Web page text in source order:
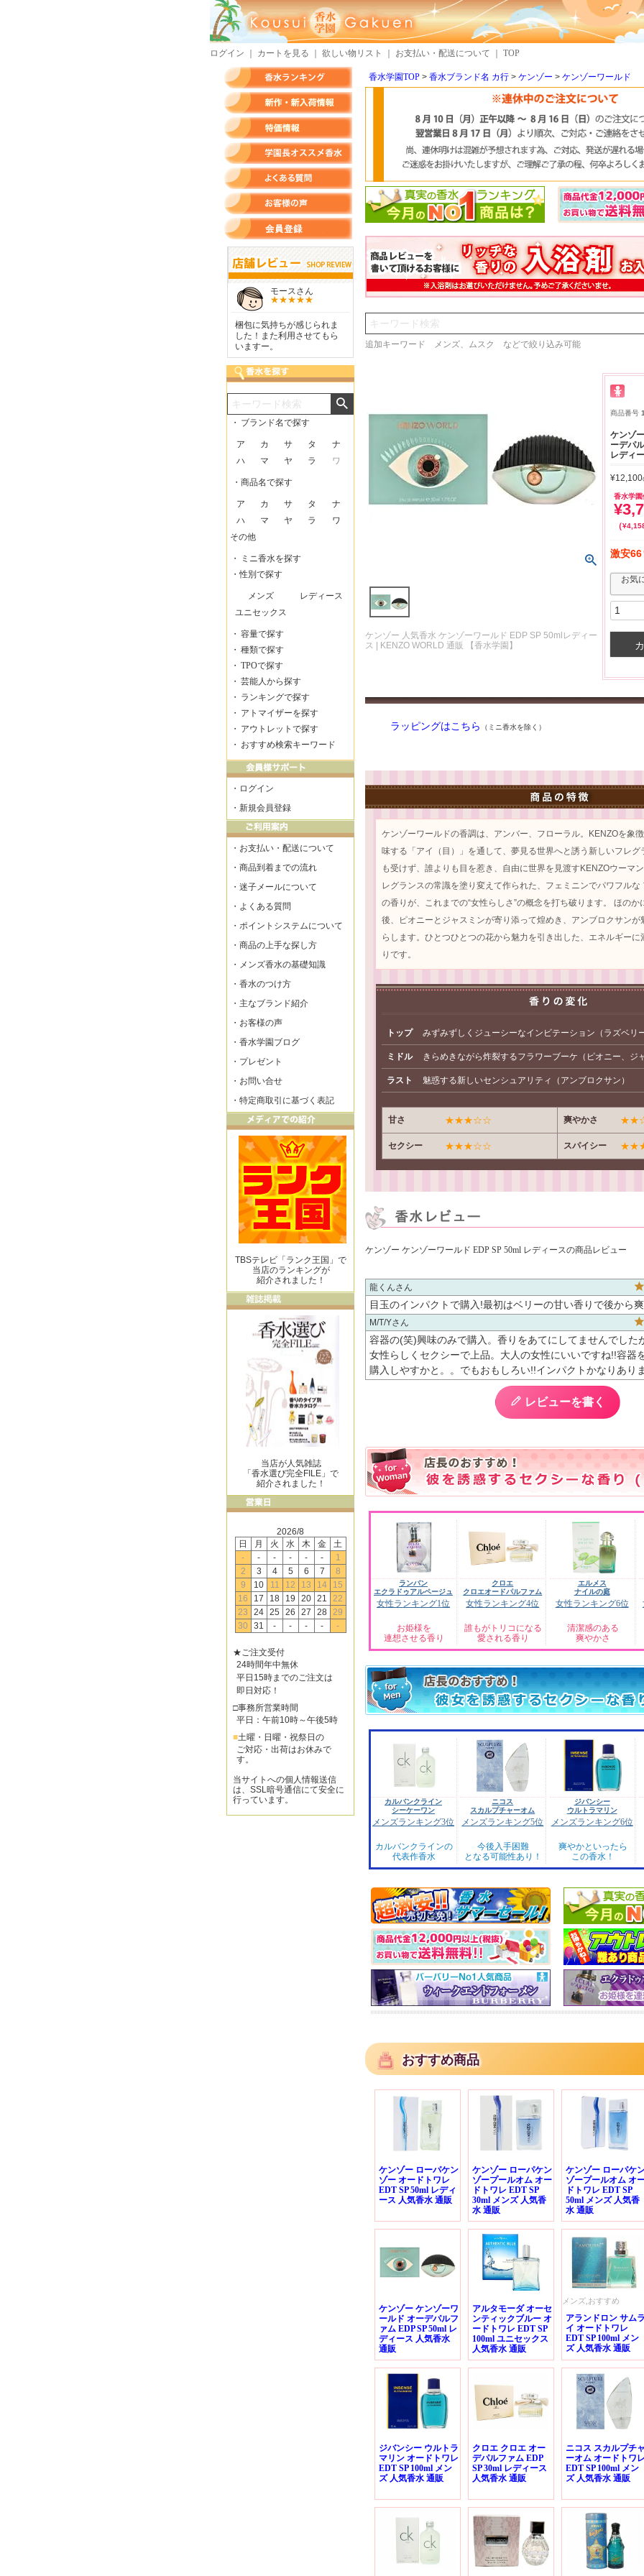
ログイン カートを見る 欲しい物リスト お支払い・配送について TOP
香水学園TOP 香水ブランド名 カ行 ケンゾー ケンゾーワールド
検索
追加キーワード メンズ、ムスク などで絞り込み可能
ケンゾー 人気香水 ケンゾーワールド EDP SP 50mlレディー
ス | KENZO WORLD 通販 【香水学園】
商品番号
ケンゾ
ーデパ
レディ
¥12,100
香水学園
¥
¥
激安66
お気
ラッピングはこちら （ミニ香水を除く）
ケンゾーワールドの香調は、アンバー、フローラル。KENZOを象
味する「アイ（目）」を通して、夢見る世界へと誘う新しいフレグ
も受けず、誰よりも目を惹き、自由に世界を見渡すKENZOウーマ
レグランスの常識を塗り変えて作られた、フェミニンでパワフル
の香りが、これまでの“女性らしさ”の概念を打ち破ります。 ほのか
後、ピオニーとジャスミンが寄り添って煌めき、アンブロクサンが
らします。ひとつひとつの花から魅力を引き出した、エネルギー
りです。
トップ みずみずしくジューシーなインビテーション（ラズベリー
ミドル きらめきながら炸裂するフラワーブーケ（ピオニー、ジ
ラスト 魅惑する新しいセンシュアリティ（アンブロクサン）
甘さ ★★★☆☆ 爽やかさ
セクシー ★★★☆☆ スパイシー
ケンゾー ケンゾーワールド EDP SP 50ml レディースの商品レビュー
龍くん
目玉のインパクトで購入!最初はベリーの甘い香りで後から
M/T/Y
容器の(笑)興味のみで購入。香りをあてにしてませんでした
女性らしくセクシーで上品。大人の女性にいいですね!!容器
購入しやすかと。。でもおもしろい!!インパクトかなりありま
レビューを書く
ランバン
エクラドゥアルページュ
女性ランキング1位
お姫様を
連想させる香り
クロエ
クロエオードパルファム
女性ランキング4位
誰もがトリコになる
愛される香り
エルメス
ナイルの庭
女性ランキング6位
清潔感のある
爽やかさ
カルバンクライン
シーケーワン
メンズランキング3位
カルバンクラインの
代表作香水
ニコス
スカルプチャーオム
メンズランキング5位
今後入手困難
となる可能性あり！
ジバンシー
ウルトラマリン
メンズランキング6位
爽やかといったら
この香水！
おすすめ商品
ケンゾー ローパケン
ゾー オードトワレ
EDT SP 50ml レディ
ース 人気香水 通販
ケンゾー ローパケン
ゾープールオム オー
ドトワレ EDT SP
30ml メンズ 人気香
水 通販
ケンゾー ローパケ
ゾープールオム オ
ドトワレ EDT SP
50ml メンズ 人気香
水 通販
ケンゾー ケンゾーワ
ールド オーデパルフ
ァム EDP SP 50ml レ
ディース 人気香水
通販
アルタモーダ オーセ
ンティックブルー オ
ードトワレ EDT SP
100ml ユニセックス
人気香水 通販
メンズ,おすすめ
アランドロン サムラ
イ オードトワレ
EDT SP 100ml メン
ズ 人気香水 通販
ジバンシー ウルトラ
マリン オードトワレ
EDT SP 100ml メン
ズ 人気香水 通販
クロエ クロエ オー
デパルファム EDP
SP 30ml レディース
人気香水 通販
ニコス スカルプチャ
ーオム オードトワレ
EDT SP 100ml メン
ズ 人気香水 通販
KURAさん
こまめにメールを頂けたの
で安心できました。
しらすさん
商品が早く届いたのでよか
ったです。また利用させて
もらいます！
MMさん
量試せるところが魅力でし
た。
した
・ ブランド名で探す
ア カ サ タ
ナ
ハ
マ ヤ ラ ワ
・商品名で探す
ア カ サ タ
ナ
ハ
マ ヤ ラ
ワ
その他
・
ミニ香水を探す
・性別で探す
メンズ
レディース
ユニセックス
・ 容量で探す
・ 種類で探す
・ TPOで探す
・ 芸能人から探す
・ ランキングで探す
・ アトマイザーを探す
・ アウトレットで探す
・ おすすめ検索キーワード
・ ログイン
・ 新規会員登録
・ お支払い・配送について
・ 商品到着までの流れ
・ 迷子メールについて
・ よくある質問
・ ポイントシステムについて
・ 商品の上手な探し方
・ メンズ香水の基礎知識
・ 香水のつけ方
・ 主なブランド紹介
・ お客様の声
・ 香水学園ブログ
・ プレゼント
・ お問い合せ
・ 特定商取引に基づく表記
TBSテレビ「ランク王国」で
当店のランキングが
紹介されました！
当店が人気雑誌
「香水選び完全FILE」で
紹介されました！
2026/8
日
月 火 水 木 金
土
-
- - - - -
1
2
3 4 5 6 7
8
9
10 11 12 13 14
15
16
17 18 19 20 21
22
23
24 25 26 27 28 29
30
31 - - - - -
★ご注文受付
24時間年中無休
平日15時までのご注文は
即日対応！
□事務所営業時間
平日：午前10時～午後5時
■土曜・日曜・祝祭日の
ご対応・出荷はお休みで
す。
当サイトへの個人情報送信
は、SSL暗号通信にて安全に
行っています。